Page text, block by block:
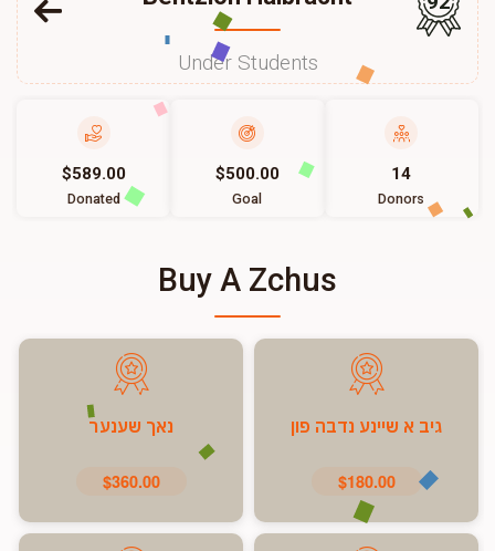
Under Students
$589.00
Donated
$500.00
Goal
14
Donors
Buy A Zchus
גיב א שיינע נדבה פון
$180.00
נאך שענער
$360.00